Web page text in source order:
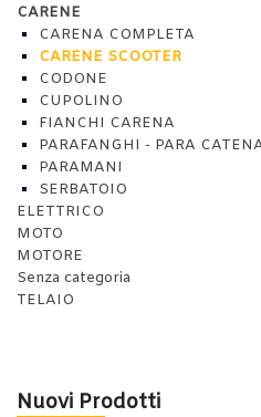
CARENE
CARENA COMPLETA
CARENE SCOOTER
CODONE
CUPOLINO
FIANCHI CARENA
PARAFANGHI - PARA
PARAMANI
SERBATOIO
ELETTRICO
MOTO
MOTORE
Senza categoria
TELAIO
Nuovi Prodotti